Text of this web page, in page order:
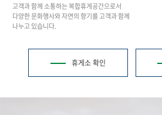
고객과 함께 소통하는 복합휴게공간으로서
다양한 문화행사와 자연의 향기를 고객과 함께
나누고 있습니다.
휴게소 확인